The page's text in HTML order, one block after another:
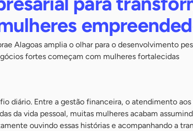
Alagoas amplia o olhar para o desenvolvimento
fortes começam com mulheres fortalecidas
diário. Entre a gestão financeira, o atendimento
da vida pessoal, muitas mulheres acabam
ouvindo essas histórias e acompanhando a